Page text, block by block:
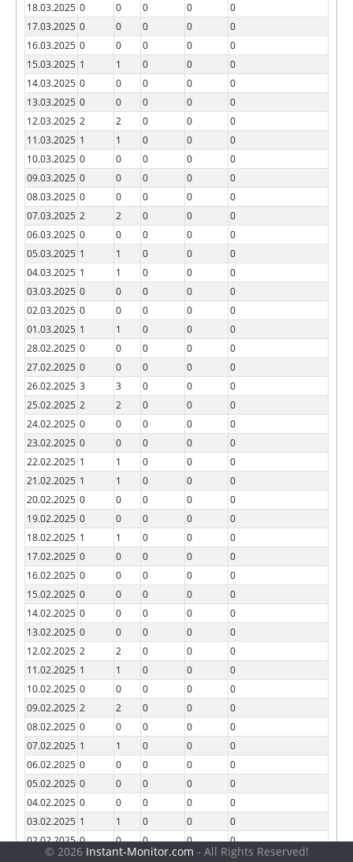
18.03.2025 0 0 0 0
0
17.03.2025 0 0 0 0
0
16.03.2025 0 0 0 0
0
15.03.2025 1 1 0 0
0
14.03.2025 0 0 0 0
0
13.03.2025 0 0 0 0
0
12.03.2025 2 2 0 0
0
11.03.2025 1 1 0 0
0
10.03.2025 0 0 0 0
0
09.03.2025 0 0 0 0
0
08.03.2025 0 0 0 0
0
07.03.2025 2 2 0 0
0
06.03.2025 0 0 0 0
0
05.03.2025 1 1 0 0
0
04.03.2025 1 1 0 0
0
03.03.2025 0 0 0 0
0
02.03.2025 0 0 0 0
0
01.03.2025 1 1 0 0
0
28.02.2025 0 0 0 0
0
27.02.2025 0 0 0 0
0
26.02.2025 3 3 0 0
0
25.02.2025 2 2 0 0
0
24.02.2025 0 0 0 0
0
23.02.2025 0 0 0 0
0
22.02.2025 1 1 0 0
0
21.02.2025 1 1 0 0
0
20.02.2025 0 0 0 0
0
19.02.2025 0 0 0 0
0
18.02.2025 1 1 0 0
0
17.02.2025 0 0 0 0
0
16.02.2025 0 0 0 0
0
15.02.2025 0 0 0 0
0
14.02.2025 0 0 0 0
0
13.02.2025 0 0 0 0
0
12.02.2025 2 2 0 0
0
11.02.2025 1 1 0 0
0
10.02.2025 0 0 0 0
0
09.02.2025 2 2 0 0
0
08.02.2025 0 0 0 0
0
07.02.2025 1 1 0 0
0
06.02.2025 0 0 0 0
0
05.02.2025 0 0 0 0
0
04.02.2025 0 0 0 0
0
03.02.2025 1 1 0 0
0
02.02.2025 0 0 0 0
0
01.02.2025 3 3 0 0 0
© 2026 Instant-Monitor.com - All Rights Reserved!